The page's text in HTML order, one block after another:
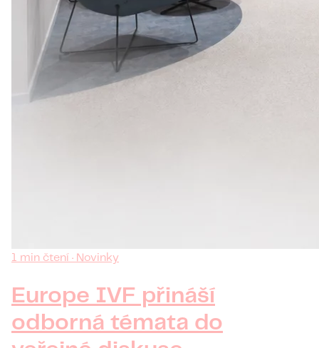
1 min čtení · Novinky
Europe IVF přináší
odborná témata do